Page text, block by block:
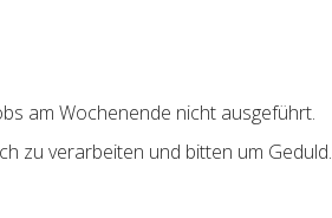
am Wochenende nicht ausgeführt.
zu verarbeiten und bitten um Geduld.